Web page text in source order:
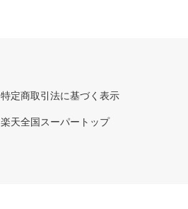
特定商取引法に基づく表示
楽天全国スーパートップ